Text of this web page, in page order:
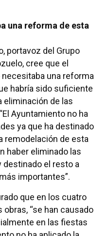
una reforma de esta
portavoz del Grupo
cree que el
una reforma
habría sido suficiente
eliminación de las
Ayuntamiento no ha
ya que ha destinado
remodelación de esta
haber eliminado las
destinado el resto a
importantes”.
que en los cuatro
“se han causado
en las fiestas